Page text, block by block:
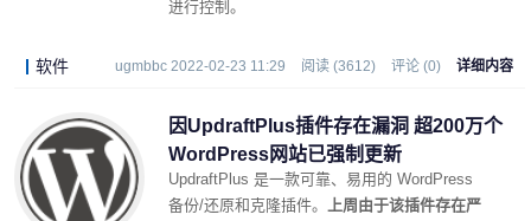
进行控制。
软件 ugmbbc 2022-02-23 11:29 阅读 (3612) 评论 (0) 详细内容
因UpdraftPlus插件存在漏洞 超200万个
WordPress网站已强制更新
UpdraftPlus 是一款可靠、易用的 WordPress
备份/还原和克隆插件。 上周由于该插件存在严